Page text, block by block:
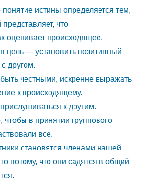
истины определяется тем,
представляет, что
оценивает происходящее.
цель — установить позитивный
с другом.
честными, искренне выражать
к происходящему.
к другим.
чтобы в принятии группового
все.
становятся членами нашей
потому, что они садятся в общий